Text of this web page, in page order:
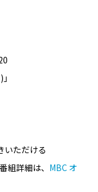
」
いただける
詳細は、 MBC オ